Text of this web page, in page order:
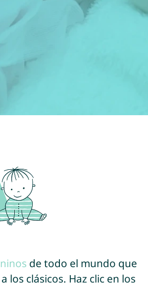
de todo el mundo que
los clásicos. Haz clic en los